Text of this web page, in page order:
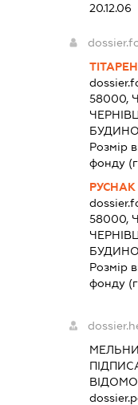
20.12.06
58000,
Розмір
фонду
58000,
Розмір
фонду